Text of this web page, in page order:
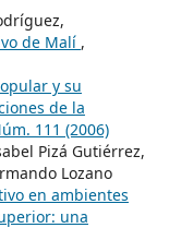
de Malí ,
y su
de la
111 (2006)
Pizá Gutiérrez,
Lozano
en ambientes
una